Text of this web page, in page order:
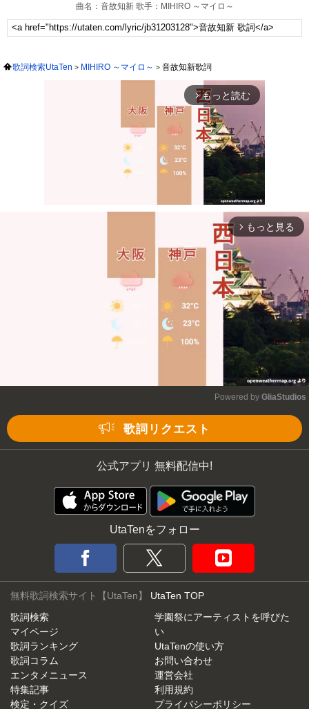
曲名：音故知新 歌手：MIHIRO ～マイロ～
歌詞検索UtaTen MIHIRO ～マイロ～ 音故知新歌詞
arrow_forward_ios もっと読む
Mute
arrow_forward_ios もっと見る
Powered by GliaStudios
歌詞リクエスト
公式アプリ 無料配信中!
UtaTenをフォロー
無料歌詞検索サイト【UtaTen】 UtaTen TOP
歌詞検索
マイページ
歌詞ランキング
歌詞コラム
エンタメニュース
特集記事
検定・クイズ
学園祭にアーティストを呼びた
い
UtaTenの使い方
お問い合わせ
運営会社
利用規約
プライバシーポリシー